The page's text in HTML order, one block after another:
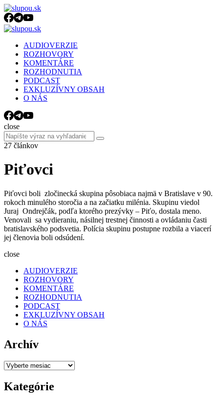
Menu
Search
Menu slupou.sk
AUDIOVERZIE
ROZHOVORY
KOMENTÁRE
ROZHODNUTIA
PODCAST
EXKLUZÍVNY OBSAH
O NÁS
Search
close
Search
for:
Search
27 článkov
Piťovci
Piťovci boli zločinecká skupina pôsobiaca najmä v Bratislave v 90.
rokoch minulého storočia a na začiatku milénia. Skupinu viedol
Juraj Ondrejčák, podľa ktorého prezývky – Piťo, dostala meno.
Venovali sa vydieraniu, násilnej trestnej činnosti a ovládaniu časti
bratislavského podsvetia. Polícia skupinu postupne rozbila a viacerí
jej členovia boli odsúdení.
close
AUDIOVERZIE
ROZHOVORY
KOMENTÁRE
ROZHODNUTIA
PODCAST
EXKLUZÍVNY OBSAH
O NÁS
Archív
Archív
Kategórie